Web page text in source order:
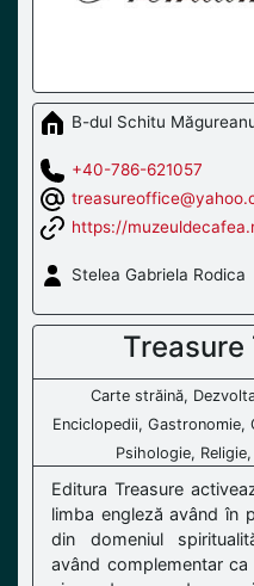
B-dul Schitu
+40-786-621057
https://
Stelea Gabriela Rodica
Treasure
Carte străină,
Enciclopedii,
Psihologie,
Editura Treasure
limba engleză având în
din domeniul
având complementar